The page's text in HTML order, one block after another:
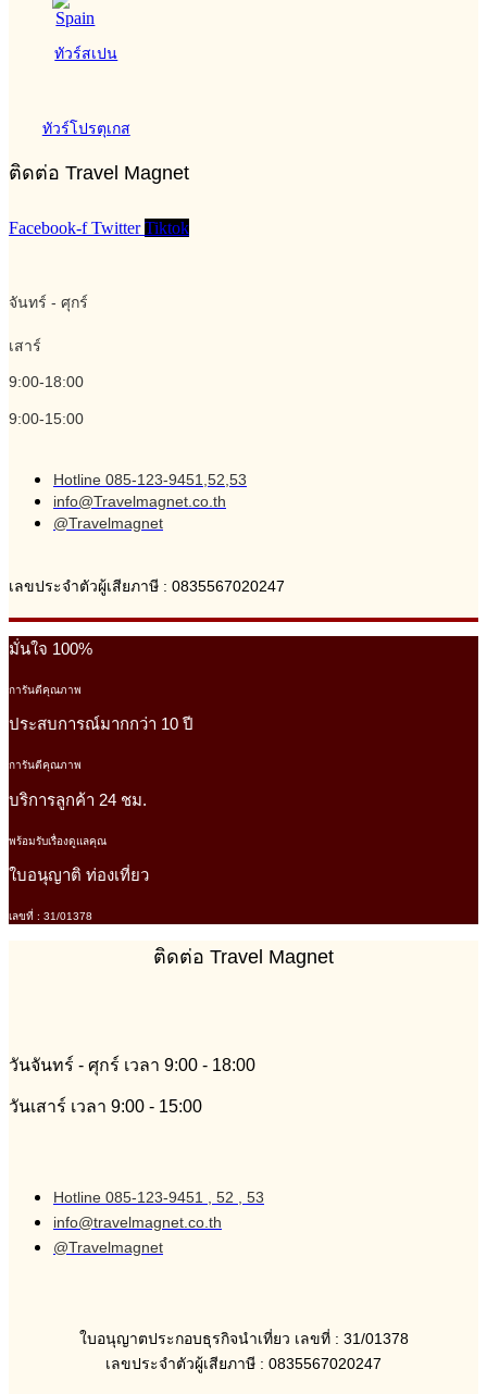
ทัวร์สเปน
ทัวร์โปรตุเกส
ติดต่อ Travel Magnet
Facebook-f Twitter Tiktok
จันทร์ - ศุกร์
เสาร์
9:00-18:00
9:00-15:00
Hotline 085-123-9451,52,53
info@Travelmagnet.co.th
@Travelmagnet
เลขประจำตัวผู้เสียภาษี : 0835567020247
มั่นใจ 100%
การันตีคุณภาพ
ประสบการณ์มากกว่า 10 ปี
การันตีคุณภาพ
บริการลูกค้า 24 ชม.
พร้อมรับเรื่องดูแลคุณ
ใบอนุญาติ ท่องเที่ยว
เลขที่ : 31/01378
ติดต่อ Travel Magnet
วันจันทร์ - ศุกร์ เวลา 9:00 - 18:00
วันเสาร์ เวลา 9:00 - 15:00
Hotline 085-123-9451 , 52 , 53
info@travelmagnet.co.th
@Travelmagnet
ใบอนุญาตประกอบธุรกิจนำเที่ยว เลขที่ : 31/01378
เลขประจำตัวผู้เสียภาษี : 0835567020247